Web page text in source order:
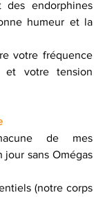
des endorphines
humeur et la
votre fréquence
et votre tension
de mes
jour sans Omégas
(notre corps